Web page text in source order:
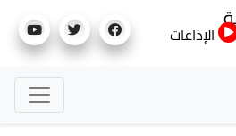
إلى
الإذاعات